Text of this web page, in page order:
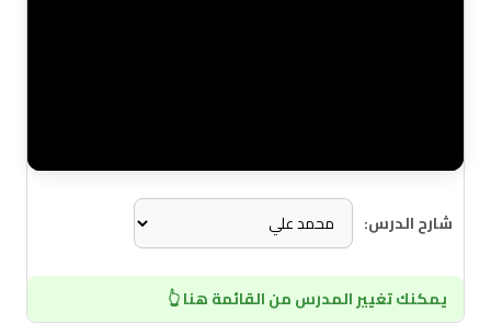
شارح الدرس:
يمكنك تغيير المدرس من القائمة هنا 👆